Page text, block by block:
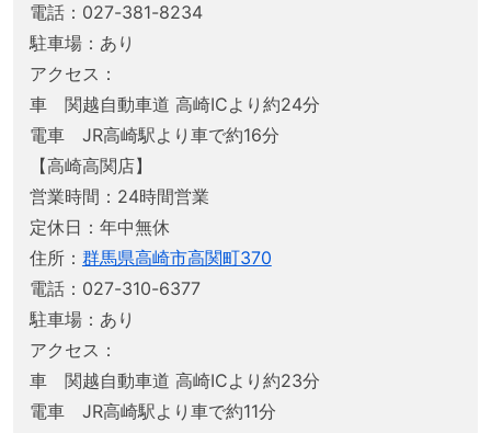
電話：027-381-8234
駐車場：あり
アクセス：
車 関越自動車道 高崎ICより約24分
電車 JR高崎駅より車で約16分
【高崎高関店】
営業時間：24時間営業
定休日：年中無休
住所： 群馬県高崎市高関町370
電話：027-310-6377
駐車場：あり
アクセス：
車 関越自動車道 高崎ICより約23分
電車 JR高崎駅より車で約11分